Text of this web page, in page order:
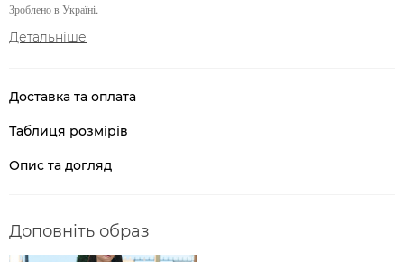
Зроблено в Україні.
Детальніше
Доставка та оплата
Таблиця розмірів
Опис та догляд
Доповніть образ